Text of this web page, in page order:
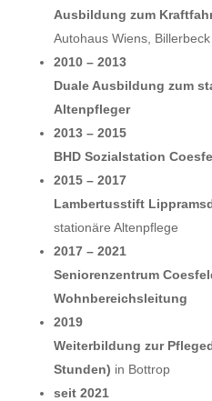
Ausbildung zum
Autohaus Wiens, Billerbeck
2010 – 2013
Duale Ausbildung zum
Altenpfleger
2013 – 2015
BHD Sozialstation
2015 – 2017
Lambertusstift
stationäre Altenpflege
2017 – 2021
Seniorenzentrum
Wohnbereichsleitung
2019
Weiterbildung zur
Stunden) in Bottrop
seit 2021